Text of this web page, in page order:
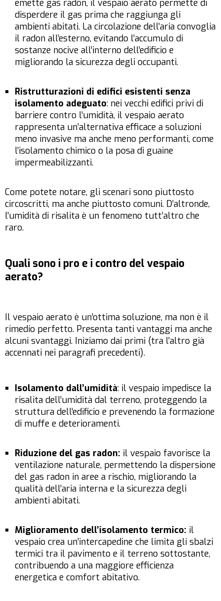
emette gas radon, il vespaio aerato permette di
disperdere il gas prima che raggiunga gli
ambienti abitati. La circolazione dell’aria convoglia
il radon all’esterno, evitando l’accumulo di
sostanze nocive all’interno dell’edificio e
migliorando la sicurezza degli occupanti.
Ristrutturazioni di edifici esistenti senza
isolamento adeguato: nei vecchi edifici privi di
barriere contro l’umidità, il vespaio aerato
rappresenta un’alternativa efficace a soluzioni
meno invasive ma anche meno performanti, come
l’isolamento chimico o la posa di guaine
impermeabilizzanti.
Come potete notare, gli scenari sono piuttosto
circoscritti, ma anche piuttosto comuni. D’altronde,
l’umidità di risalita è un fenomeno tutt’altro che
raro.
Quali sono i pro e i contro del vespaio
aerato?
Il vespaio aerato è un’ottima soluzione, ma non è il
rimedio perfetto. Presenta tanti vantaggi ma anche
alcuni svantaggi. Iniziamo dai primi (tra l’altro già
accennati nei paragrafi precedenti).
Isolamento dall’umidità: il vespaio impedisce la
risalita dell’umidità dal terreno, proteggendo la
struttura dell’edificio e prevenendo la formazione
di muffe e deterioramenti.
Riduzione del gas radon: il vespaio favorisce la
ventilazione naturale, permettendo la dispersione
del gas radon in aree a rischio, migliorando la
qualità dell’aria interna e la sicurezza degli
ambienti abitati.
Miglioramento dell’isolamento termico: il
vespaio crea un’intercapedine che limita gli sbalzi
termici tra il pavimento e il terreno sottostante,
contribuendo a una maggiore efficienza
energetica e comfort abitativo.